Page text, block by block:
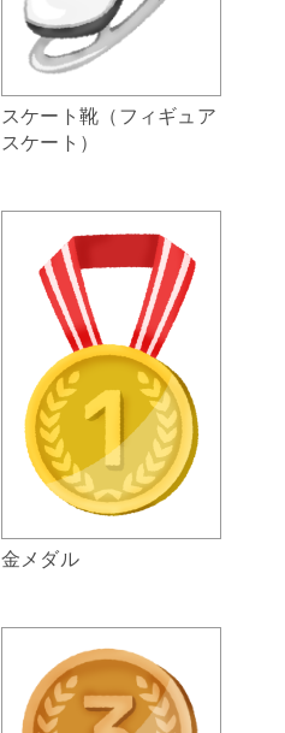
スケート靴（フィギュア
スケート）
金メダル